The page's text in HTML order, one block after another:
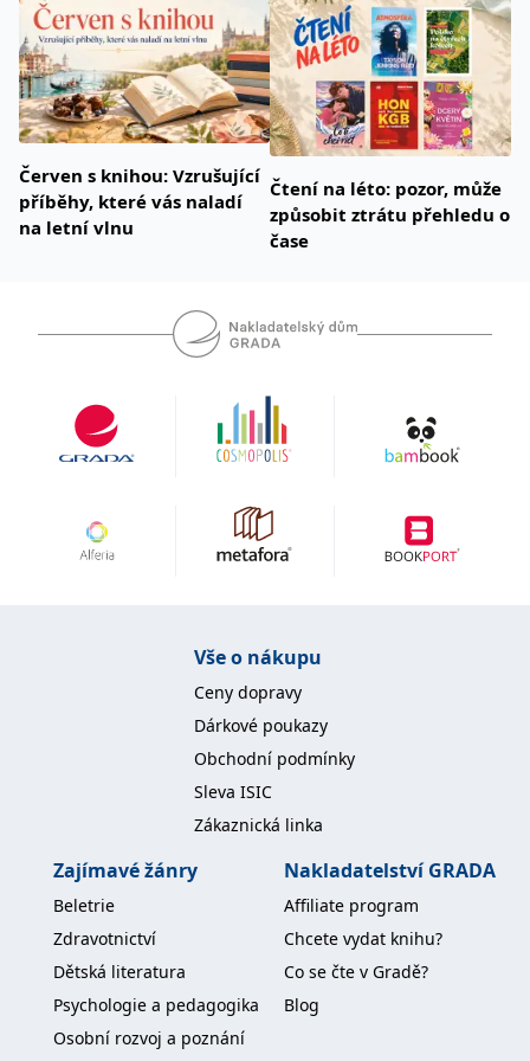
Červen s knihou: Vzrušující
příběhy, které vás naladí
na letní vlnu
Čtení na léto: pozor, může
způsobit ztrátu přehledu o
čase
Vše o nákupu
Ceny dopravy
Dárkové poukazy
Obchodní podmínky
Sleva ISIC
Zákaznická linka
Zajímavé žánry
Beletrie
Zdravotnictví
Dětská literatura
Psychologie a pedagogika
Osobní rozvoj a poznání
Nakladatelství GRADA
Affiliate program
Chcete vydat knihu?
Co se čte v Gradě?
Blog